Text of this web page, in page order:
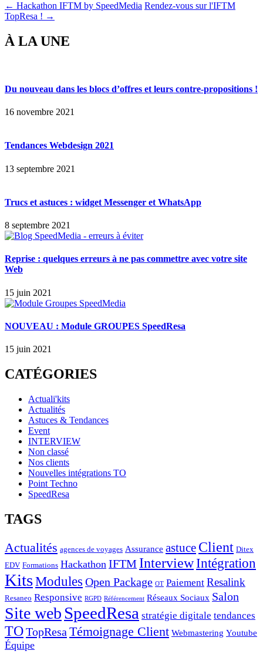
← Hackathon IFTM by SpeedMedia Rendez-vous sur l'IFTM
TopResa ! →
À LA UNE
Du nouveau dans les blocs d’offres et leurs contre-propositions !
16 novembre 2021
Tendances Webdesign 2021
13 septembre 2021
Trucs et astuces : widget Messenger et WhatsApp
8 septembre 2021
Reprise : quelques erreurs à ne pas commettre avec votre site
Web
15 juin 2021
NOUVEAU : Module GROUPES SpeedResa
15 juin 2021
CATÉGORIES
Actuali'kits
Actualités
Astuces & Tendances
Event
INTERVIEW
Non classé
Nos clients
Nouvelles intégrations TO
Point Techno
SpeedResa
TAGS
Actualités agences de voyages Assurance astuce Client Ditex
EDV Formations Hackathon IFTM InterviewIntégration
KitsModules Open Package OT Paiement Resalink
Resaneo Responsive RGPD Référencement Réseaux Sociaux Salon
Site web SpeedResa stratégie digitale tendances
TOTopResa Témoignage Client Webmastering Youtube
Équipe